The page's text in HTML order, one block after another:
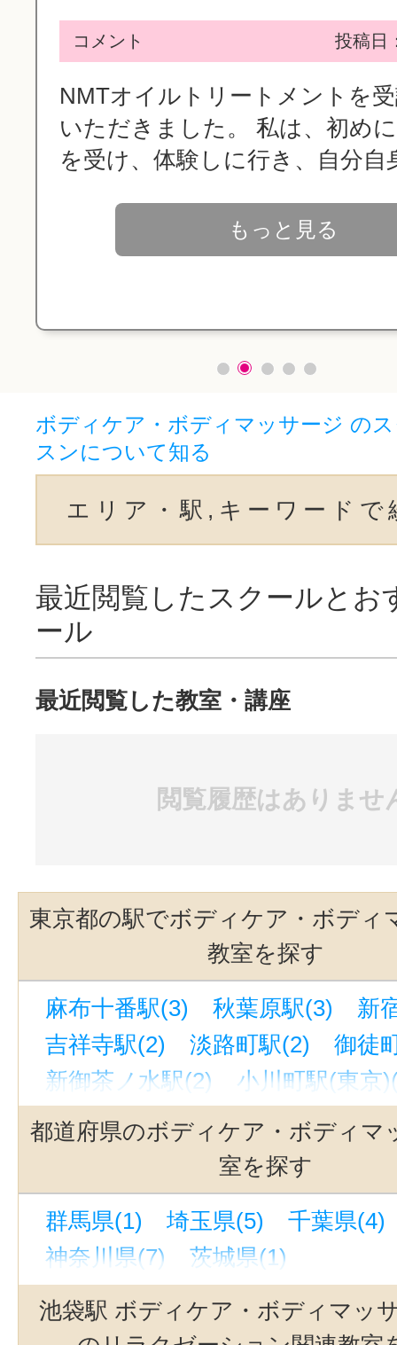
コメント 投稿日
NMTオイルトリートメントを
いただきました。 私は、初め
を受け、体験しに行き、自分自
もっと見る
ボディケア・ボディマッサージ の
スンについて知る
エリア・駅,キーワードで
最近閲覧したスクールとお
ール
最近閲覧した教室・講座
閲覧履歴はありませ
東京都の駅でボディケア・ボディ
教室を探す
麻布十番駅(3) 秋葉原駅(3)
新
吉祥寺駅(2)
淡路町駅(2)
御徒
新御茶ノ水駅(2)
小川町駅(東京
飯田橋駅(2)
代々木駅(2)
駒込
上野御徒町駅(2)
赤羽岩淵駅(2)
渋谷駅(2)
御茶
湯島駅(東京)(2)
王子駅(東京)(1)
荏原中延駅(1)
高井戸駅(1)
西武新宿駅(1)
千石駅(1)
末広
阿佐ケ谷駅(1)
原宿駅(1) 大森
都道府県のボディケア・ボディマ
室を探す
群馬県(1) 埼玉県(5)
千葉県(4)
神奈川県(7)
茨城県(1)
池袋駅 ボディケア・ボディマッ